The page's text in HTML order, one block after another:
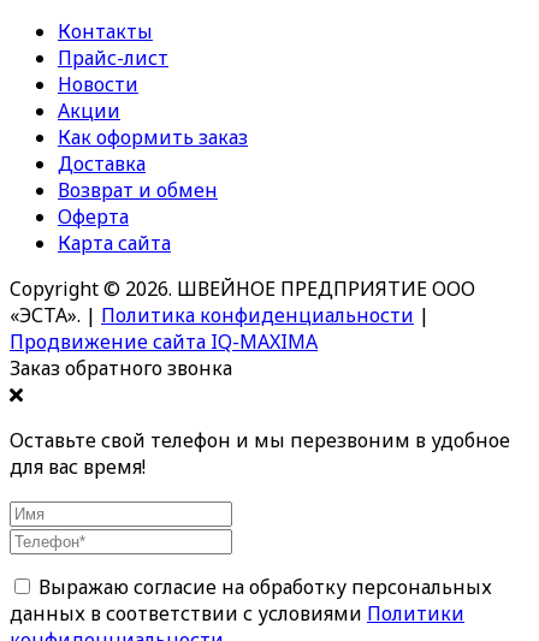
Контакты
Прайс-лист
Новости
Акции
Как оформить заказ
Доставка
Возврат и обмен
Оферта
Карта сайта
Copyright © 2026. ШВЕЙНОЕ ПРЕДПРИЯТИЕ ООО
«ЭСТА». | Политика конфиденциальности |
Продвижение сайта IQ-MAXIMA
Заказ обратного звонка
Оставьте свой телефон и мы перезвоним в удобное
для вас время!
Выражаю согласие на обработку персональных
данных в соответствии с условиями Политики